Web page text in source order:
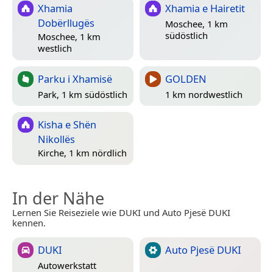
Xhamia
Dobërllugës
Moschee, 1 km
westlich
Xhamia e Hairetit
Moschee, 1 km
südöstlich
Parku i Xhamisë
Park, 1 km südöstlich
GOLDEN
1 km nordwestlich
Kisha e Shën
Nikollës
Kirche, 1 km nördlich
In der Nähe
Lernen Sie Reiseziele wie DUKI und Auto Pjesë DUKI
kennen.
DUKI
Autowerkstatt
Auto Pjesë DUKI